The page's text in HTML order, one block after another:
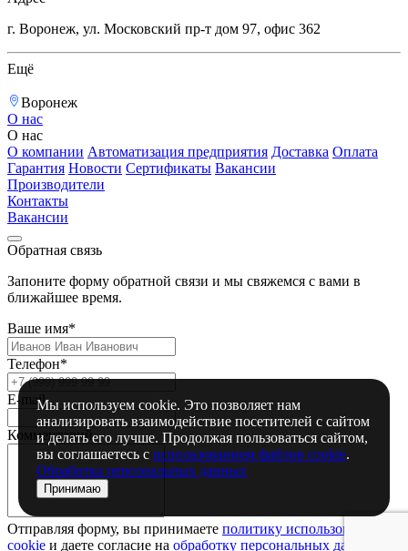
г. Воронеж, ул. Московский пр-т дом 97, офис 362
Ещё
Воронеж
О нас
О нас
О компании Автоматизация предприятия Доставка Оплата
Гарантия Новости Сертификаты Вакансии
Производители
Контакты
Вакансии
Обратная связь
Запоните форму обратной связи и мы свяжемся с вами в
ближайшее время.
Ваше имя*
Телефон*
E-mail
Комментарий
Отправляя форму, вы принимаете политику использования
сookie и даете согласие на обработку персональных данный
Мы используем cookie. Это позволяет нам
анализировать взаимодействие посетителей с сайтом
и делать его лучше. Продолжая пользоваться сайтом,
вы соглашаетесь с использованием файлов cookie.
Обработка персональных данных
Принимаю